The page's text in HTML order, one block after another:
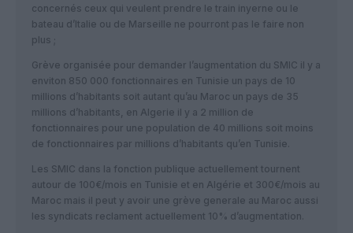
concernés ceux qui veulent prendre le train inyerne ou le
bateau d’Italie ou de Marseille ne pourront pas le faire non
plus ;
Grève organisée pour demander l’augmentation du SMIC il y a
enviton 850 000 fonctionnaires en Tunisie un pays de 10
millions d’habitants soit autant qu’au Maroc un pays de 35
millions d’habitants, en Algerie il y a 2 million de
fonctionnaires pour une population de 40 millions soit moins
de fonctionnaires par millions d’habitants qu’en Tunisie.
Les SMIC dans la fonction publique actuellement tournent
autour de 100€/mois en Tunisie et en Algérie et 300€/mois au
Maroc mais il peut y avoir une grève generale au Maroc aussi
les syndicats reclament actuellement 10% d’augmentation.